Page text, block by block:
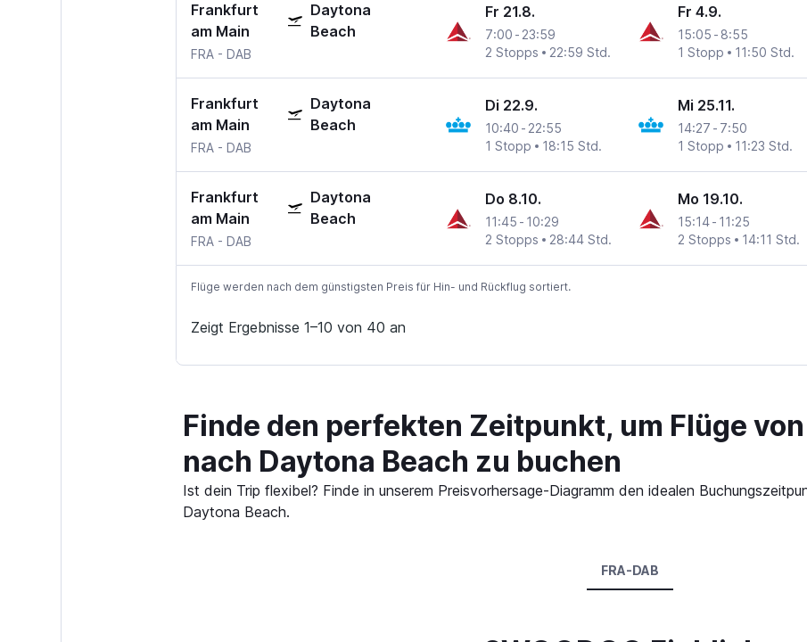
Frankfurt
am Main
Daytona
Beach
FRA- DAB
Fr 21.8.
7:00 - 23:59
2 Stopps
22:59 Std.
Fr 4.9.
15:05 - 8:55
1 Stopp
11:50 Std.
Frankfurt
am Main
Daytona
Beach
FRA- DAB
Di 22.9.
10:40 - 22:55
1 Stopp
18:15 Std.
Mi 25.11.
14:27 - 7:50
1 Stopp
11:23 Std.
Frankfurt
am Main
Daytona
Beach
FRA- DAB
Do 8.10.
11:45 - 10:29
2 Stopps
28:44 Std.
Mo 19.10.
15:14- 11:25
2 Stopps
14:11 Std.
Flüge werden nach dem günstigsten Preis für Hin- und Rückflug sortiert.
Zeigt Ergebnisse 1–10 von 40 an
Finde den perfekten Zeitpunkt, um Flüge
nach Daytona Beach zu buchen
Ist dein Trip flexibel? Finde in unserem Preisvorhersage-Diagramm den idealen
Daytona Beach.
FRA-DAB